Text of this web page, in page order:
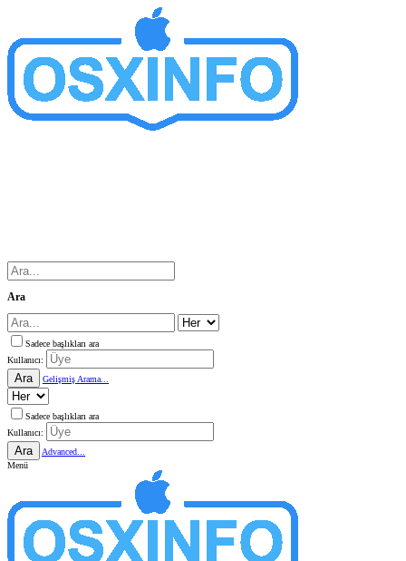
Ara
Sadece başlıkları ara
Kullanıcı:
Ara Gelişmiş Arama...
Sadece başlıkları ara
Kullanıcı:
Ara
Advanced...
Menü